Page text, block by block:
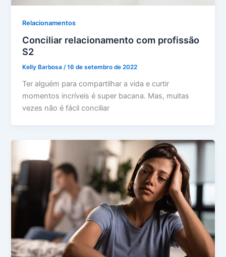
Relacionamentos
Conciliar relacionamento com profissão
S2
Kelly Barbosa/16 de setembro de 2022
Ter alguém para compartilhar a vida e curtir
momentos incríveis é super bacana. Mas, muitas
vezes não é fácil conciliar